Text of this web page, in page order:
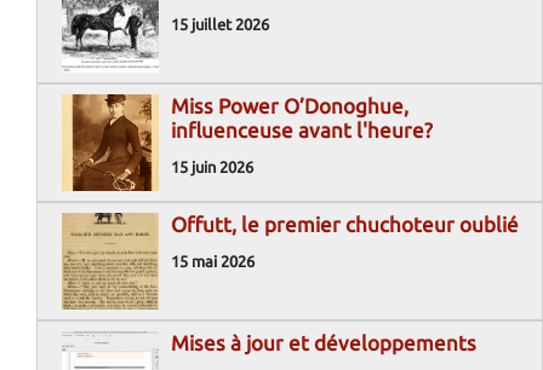
15 juillet 2026
Miss Power O’Donoghue,
influenceuse avant l'heure?
15 juin 2026
Offutt, le premier chuchoteur oublié
15 mai 2026
Mises à jour et développements